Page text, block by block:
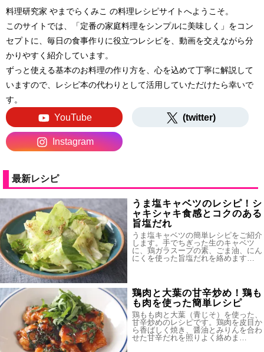
料理研究家 やまでらくみこ の料理レシピサイトへようこそ。
このサイトでは、「定番の家庭料理をシンプルに美味しく」をコン
セプトに、毎日の食事作りに役立つレシピを、動画を交えながら分
かりやすく紹介しています。
ずっと使える基本のお料理の作り方を、心を込めて丁寧に解説して
いますので、レシピ本の代わりとして活用していただけたら幸いで
す。
YouTube (twitter)
Instagram
最新レシピ
うま塩キャベツのレシピ！シ
ャキシャキ食感とコクのある
旨塩だれ
うま塩キャベツの簡単レシピをご紹介
します。手でちぎった生のキャベツ
に、鶏ガラスープの素、ごま油、にん
にくを使った旨塩だれを絡めます…
鶏肉と大葉の甘辛炒め！鶏も
も肉を使った簡単レシピ
鶏もも肉と大葉（青じそ）を使った、
甘辛炒めのレシピです。鶏肉を皮目か
ら香ばしく焼き、醤油とみりんを合わ
せた甘辛だれを照りよく絡めま…